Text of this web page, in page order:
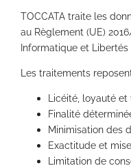
TOCCATA traite les
au Règlement (UE)
Informatique et Libertés
Les traitements
Licéité, loyauté
Finalité
Minimisation des
Exactitude et
Limitation de